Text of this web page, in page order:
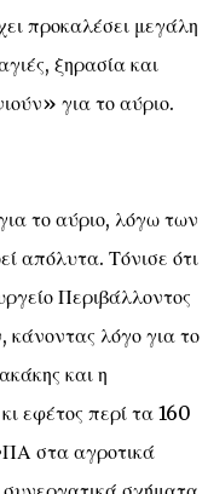
προκαλέσει μεγάλη
ξηρασία και
για το αύριο.
το αύριο, λόγω των
απόλυτα. Τόνισε ότι
Περιβάλλοντος
κάνοντας λόγο για το
και η
εφέτος περί τα 160
στα αγροτικά